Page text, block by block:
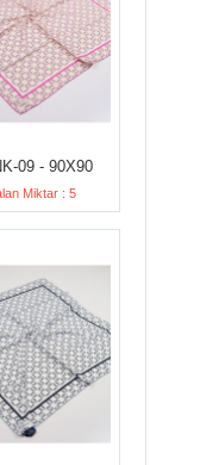
09 - 90X90
Miktar : 5